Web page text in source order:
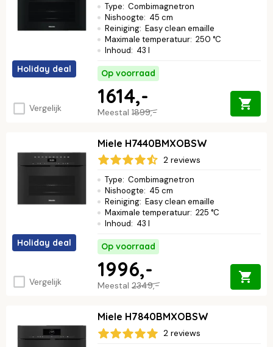
Holiday deal
Vergelijk
Type: Combimagnetron
Nishoogte: 45 cm
Reiniging: Easy clean emaille
Maximale temperatuur: 250 °C
Inhoud: 43 l
Op voorraad
Meestal 1899,-
1614,-
Holiday deal
Vergelijk
Miele H7440BMXOBSW
2 reviews
Type: Combimagnetron
Nishoogte: 45 cm
Reiniging: Easy clean emaille
Maximale temperatuur: 225 °C
Inhoud: 43 l
Op voorraad
Meestal 2349,-
1996,-
Miele H7840BMXOBSW
2 reviews